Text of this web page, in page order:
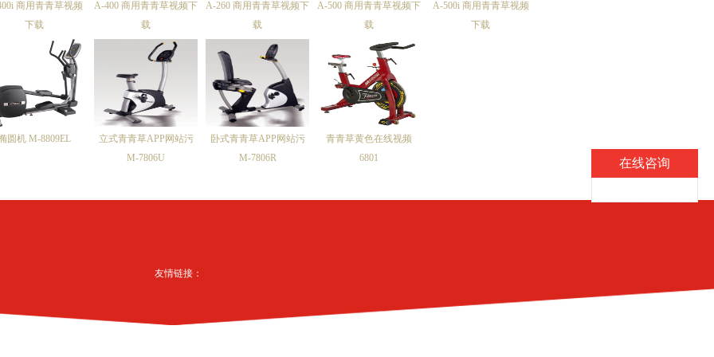
商用青青草视频
下载
A-400 商用青青草视频下
载
A-260 商用青青草视频下
载
A-500 商用青青草视频下
载
A-500i 商用青青草视频
下载
圆机 M-8809EL
立式青青草APP网站污
M-7806U
卧式青青草APP网站污
M-7806R
青青草黄色在线视频
6801
友情链接：
在线咨询